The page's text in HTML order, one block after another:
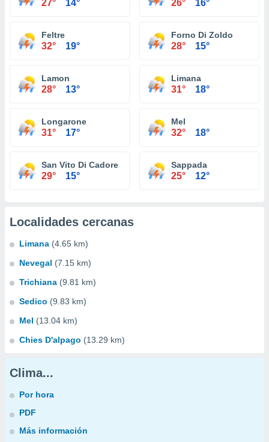
27° 14° 26° 16°
Feltre
32° 19°
Forno Di Zoldo
28° 15°
Lamon
28° 13°
Limana
31° 18°
Longarone
31° 17°
Mel
32° 18°
San Vito Di Cadore
29° 15°
Sappada
25° 12°
Localidades cercanas
Limana (4.65 km)
Nevegal (7.15 km)
Trichiana (9.81 km)
Sedico (9.83 km)
Mel (13.04 km)
Chies D'alpago (13.29 km)
Clima...
Por hora
PDF
Más información